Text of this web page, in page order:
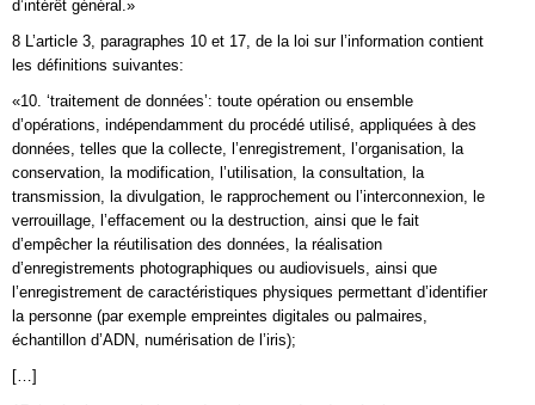
d’intérêt général.»
8 L’article 3, paragraphes 10 et 17, de la loi sur l’information contient
les définitions suivantes:
«10. ‘traitement de données’: toute opération ou ensemble
d’opérations, indépendamment du procédé utilisé, appliquées à des
données, telles que la collecte, l’enregistrement, l’organisation, la
conservation, la modification, l’utilisation, la consultation, la
transmission, la divulgation, le rapprochement ou l’interconnexion, le
verrouillage, l’effacement ou la destruction, ainsi que le fait
d’empêcher la réutilisation des données, la réalisation
d’enregistrements photographiques ou audiovisuels, ainsi que
l’enregistrement de caractéristiques physiques permettant d’identifier
la personne (par exemple empreintes digitales ou palmaires,
échantillon d’ADN, numérisation de l’iris);
[…]